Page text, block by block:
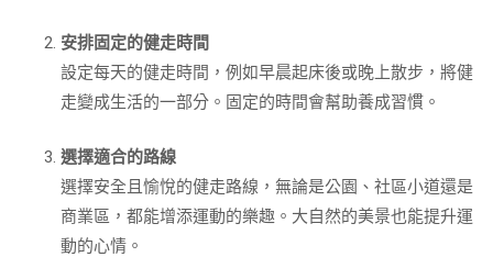
安排固定的健走時間
設定每天的健走時間，例如早晨起床後或晚上散步，將健
走變成生活的一部分。固定的時間會幫助養成習慣。
選擇適合的路線
選擇安全且愉悅的健走路線，無論是公園、社區小道還是
商業區，都能增添運動的樂趣。大自然的美景也能提升運
動的心情。